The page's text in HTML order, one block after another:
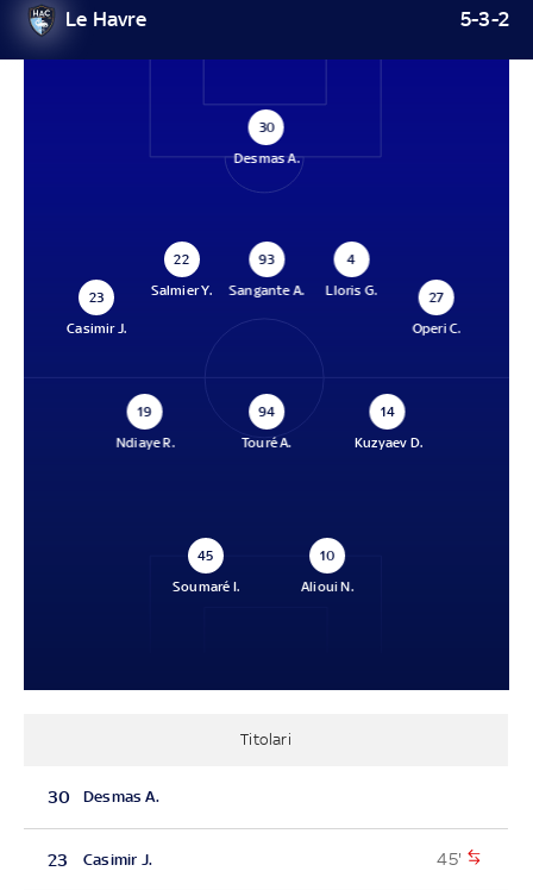
Le Havre 5-3-2
30
Desmas A.
23
Casimir J.
22
Salmier Y.
93
Sangante A.
4
Lloris G.
27
Operi C.
19
Ndiaye R.
94
Touré A.
14
Kuzyaev D.
45
Soumaré I.
10
Alioui N.
Titolari
30 Desmas A.
23 Casimir J. 45'